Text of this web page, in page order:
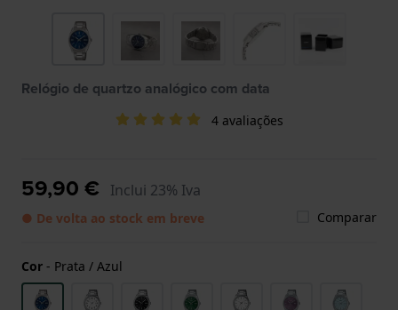
Relógio de quartzo analógico com data
4 avaliações
59,90 € Inclui 23% Iva
● De volta ao stock em breve Comparar
Cor - Prata / Azul